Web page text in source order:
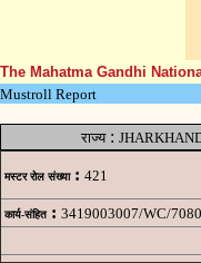
The Mahatma Gandhi
Mustroll Report
राज्य:
मस्टर रोल संख्या : 421
कार्य-संहित : 3419003007/WC/